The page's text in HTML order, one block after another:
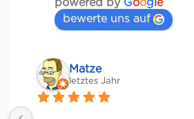
bewerte uns auf
Matze
letztes Jahr